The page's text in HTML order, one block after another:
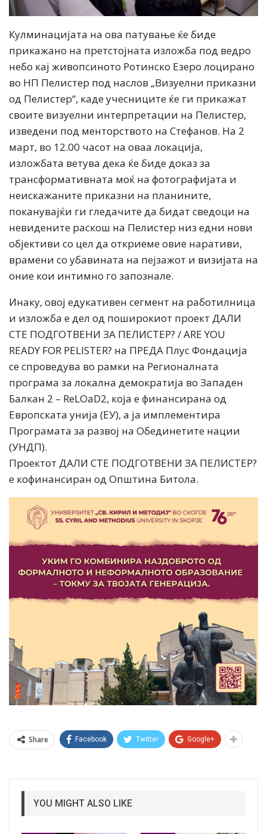
Кулминацијата на ова патување ќе биде
прикажанo на претстојната изложба под ведро
небо кај живопсиното Ротинско Езеро лоцирано
во НП Пелистер под наслов „Визуелни приказни
од Пелистер“, каде учесниците ќе ги прикажат
своите визуелни интерпретации на Пелистер,
изведени под менторството на Стефанов. На 2
март, во 12.00 часот на оваа локација,
изложбата ветува дека ќе биде доказ за
трансформативната моќ на фотографијата и
неискажаните приказни на планините,
поканувајќи ги гледачите да бидат сведоци на
невидените раскош на Пелистер низ едни нови
објективи со цел да откриеме овие наративи,
врамени со убавината на пејзажот и визијата на
оние кои интимно го запознале.
Инаку, овој едукативен сегмент на работилница
и изложба е дел од поширокиот проект ДАЛИ
СТЕ ПОДГОТВЕНИ ЗА ПЕЛИСТЕР? / ARE YOU
READY FOR PELISTER? на ПРЕДА Плус Фондација
се спроведува во рамки на Регионалната
програма за локална демократија во Западен
Балкан 2 – ReLOaD2, која е финансирана од
Европската унија (ЕУ), а ја имплементира
Програмата за развој на Обединетите нации
(УНДП).
Проектот ДАЛИ СТЕ ПОДГОТВЕНИ ЗА ПЕЛИСТЕР?
е кофинансиран од Општина Битола.
Share Facebook Twitter Google+
YOU MIGHT ALSO LIKE